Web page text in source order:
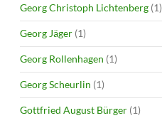
Georg Christoph Lichtenberg (1)
Georg Jäger (1)
Georg Rollenhagen (1)
Georg Scheurlin (1)
Gottfried August Bürger (1)